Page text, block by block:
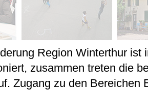
Region Winterthur ist
zusammen treten die
Zugang zu den Bereichen